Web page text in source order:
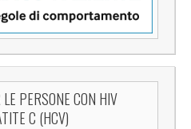
PERSONE CON HIV
C (HCV)